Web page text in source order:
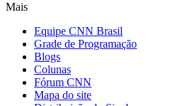
Mais
Equipe CNN Brasil
Grade de Programação
Blogs
Colunas
Fórum CNN
Mapa do site